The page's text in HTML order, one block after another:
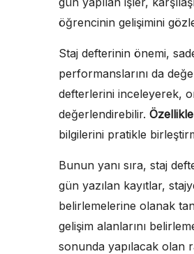
öğrencinin gelişimini
Staj defterinin önemi,
performanslarını da
defterlerini inceleyerek,
değerlendirebilir.
bilgilerini pratikle
Bunun yanı sıra, staj
gün yazılan kayıtlar,
belirlemelerine olanak
gelişim alanlarını
sonunda yapılacak olan